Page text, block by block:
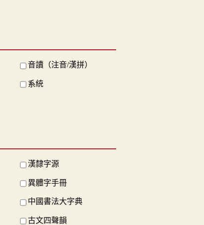
音讀（注音/漢拼）
系統
漢隸字源
異體字手冊
中國書法大字典
古文四聲韻